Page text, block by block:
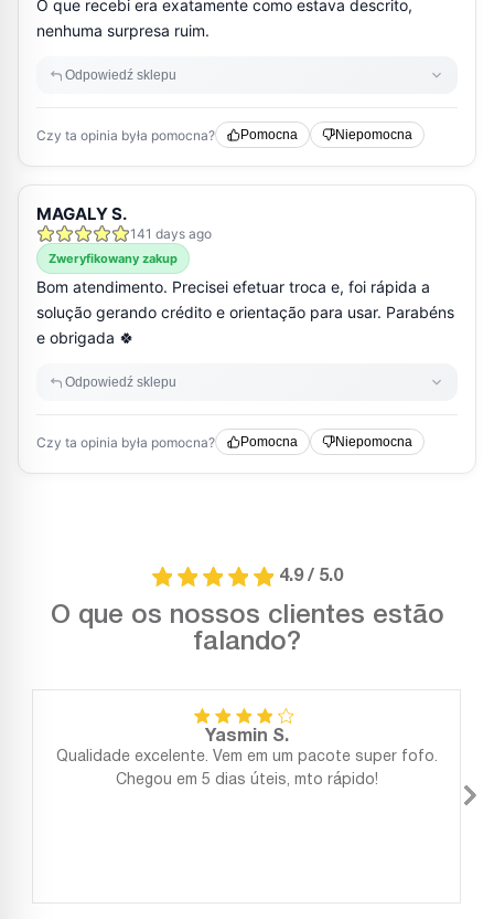
4.9 / 5.0
O que os nossos clientes estão
falando?
Yasmin S.
Qualidade excelente. Vem em um pacote super fofo.
Chegou em 5 dias úteis, mto rápido!